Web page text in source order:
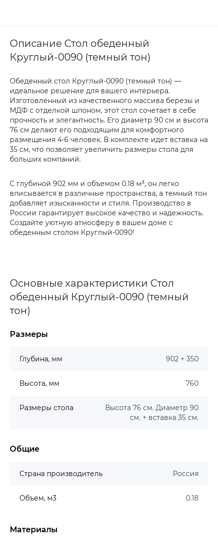
Описание Стол обеденный
Круглый-0090 (темный тон)
Обеденный стол Круглый-0090 (темный тон) —
идеальное решение для вашего интерьера.
Изготовленный из качественного массива березы и
МДФ с отделкой шпоном, этот стол сочетает в себе
прочность и элегантность. Его диаметр 90 см и высота
76 см делают его подходящим для комфортного
размещения 4-6 человек. В комплекте идет вставка на
35 см, что позволяет увеличить размеры стола для
больших компаний.
С глубиной 902 мм и объемом 0.18 м³, он легко
вписывается в различные пространства, а темный тон
добавляет изысканности и стиля. Производство в
России гарантирует высокое качество и надежность.
Создайте уютную атмосферу в вашем доме с
обеденным столом Круглый-0090!
Основные характеристики Стол
обеденный Круглый-0090 (темный
тон)
Размеры
Глубина, мм 902 + 350
Высота, мм 760
Размеры стола
Высота 76 см. Диаметр 90
см. + вставка 35 см.
Общие
Страна производитель Россия
Объем, м3 0.18
Материалы